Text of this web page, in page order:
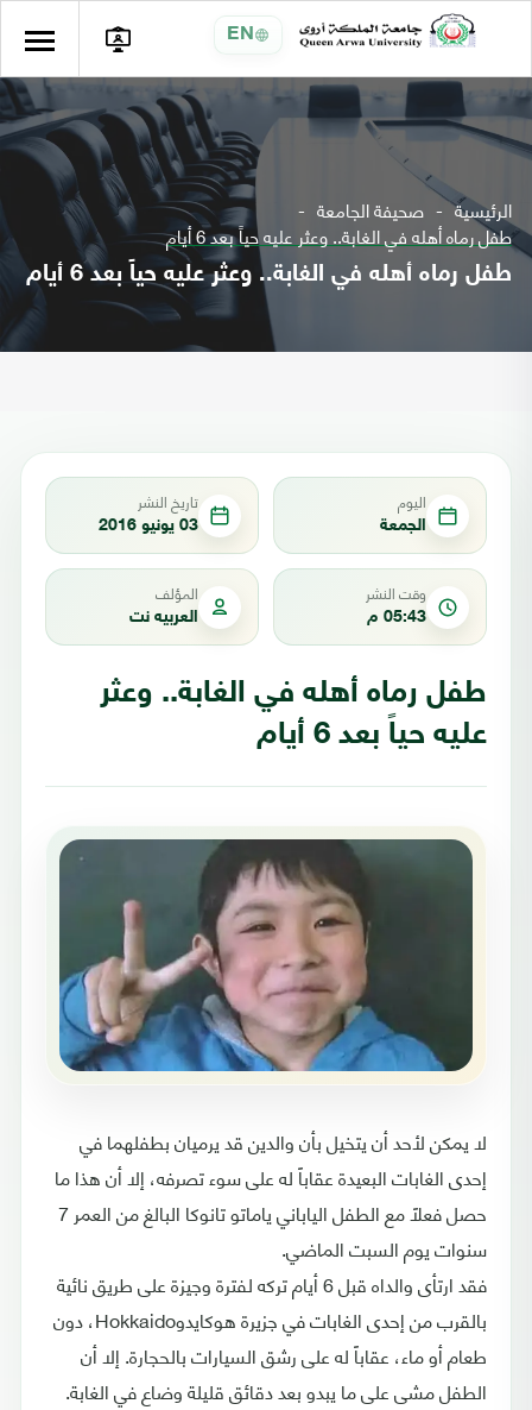
EN
الرئيسية صحيفة الجامعة
طفل رماه أهله في الغابة.. وعثر عليه حياً بعد 6 أيام
طفل رماه أهله في الغابة.. وعثر عليه حياً بعد 6 أيام
اليوم
الجمعة
تاريخ النشر
03 يونيو 2016
وقت النشر
05:43 م
المؤلف
العربيه نت
طفل رماه أهله في الغابة.. وعثر
عليه حياً بعد 6 أيام
لا يمكن لأحد أن يتخيل بأن والدين قد يرميان بطفلهما في
إحدى الغابات البعيدة عقاباً له على سوء تصرفه، إلا أن هذا ما
حصل فعلاً مع الطفل الياباني ياماتو تانوكا البالغ من العمر 7
سنوات يوم السبت الماضي.
فقد ارتأى والداه قبل 6 أيام تركه لفترة وجيزة على طريق نائية
بالقرب من إحدى الغابات في جزيرة هوكايدوHokkaido، دون
طعام أو ماء، عقاباً له على رشق السيارات بالحجارة. إلا أن
الطفل مشى على ما يبدو بعد دقائق قليلة وضاع في الغابة.